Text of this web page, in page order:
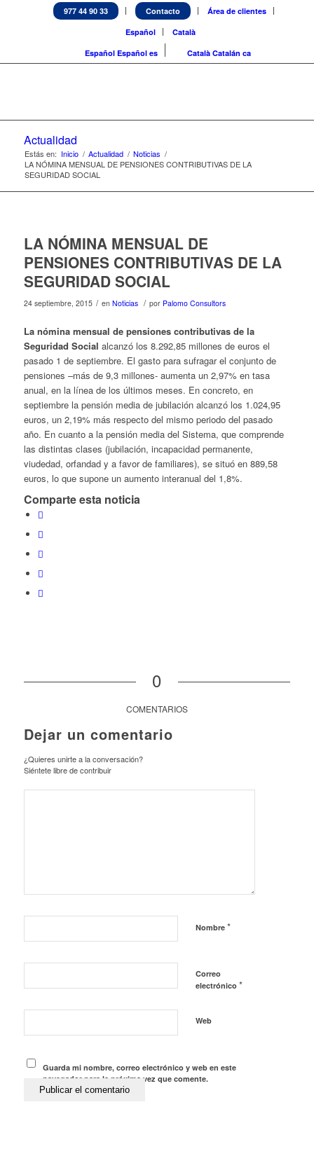
977 44 90 33 Contacto
Área de clientes
Español
Català
Español Español es Català Catalán ca
Actualidad
Estás en: Inicio / Actualidad / Noticias /
LA NÓMINA MENSUAL DE PENSIONES CONTRIBUTIVAS DE LA
SEGURIDAD SOCIAL
LA NÓMINA MENSUAL DE
PENSIONES CONTRIBUTIVAS DE LA
SEGURIDAD SOCIAL
24 septiembre, 2015 / en Noticias / por Palomo Consultors
La nómina mensual de pensiones contributivas de la
Seguridad Social alcanzó los 8.292,85 millones de euros el
pasado 1 de septiembre. El gasto para sufragar el conjunto de
pensiones –más de 9,3 millones- aumenta un 2,97% en tasa
anual, en la línea de los últimos meses. En concreto, en
septiembre la pensión media de jubilación alcanzó los 1.024,95
euros, un 2,19% más respecto del mismo periodo del pasado
año. En cuanto a la pensión media del Sistema, que comprende
las distintas clases (jubilación, incapacidad permanente,
viudedad, orfandad y a favor de familiares), se situó en 889,58
euros, lo que supone un aumento interanual del 1,8%.
Comparte esta noticia
0
COMENTARIOS
Dejar un comentario
¿Quieres unirte a la conversación?
Siéntete libre de contribuir
Nombre *
Correo
electrónico *
Web
Guarda mi nombre, correo electrónico y web en este
navegador para la próxima vez que comente.